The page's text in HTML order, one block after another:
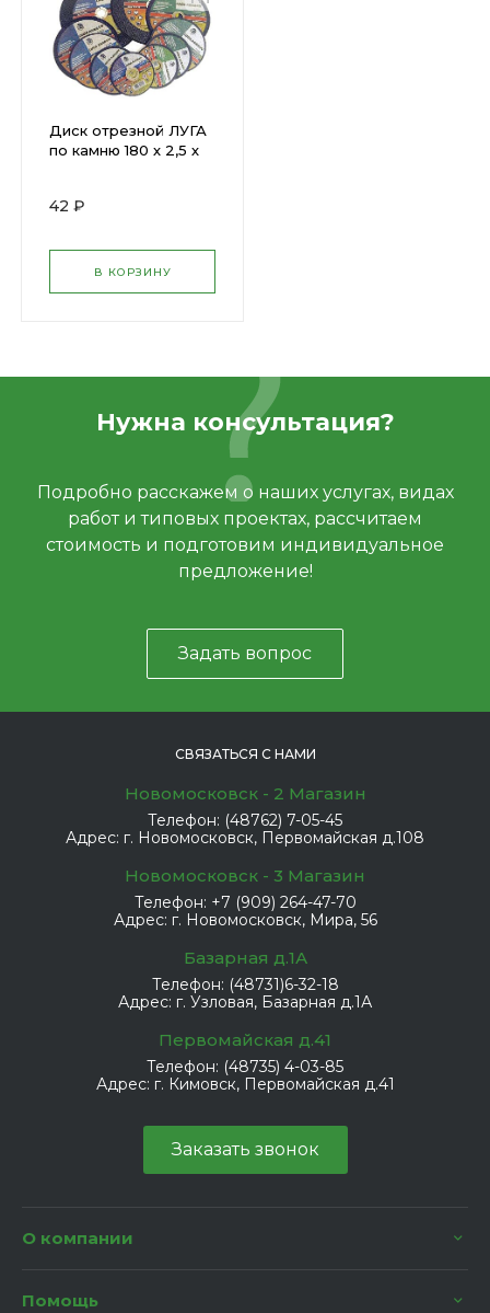
Диск отрезной ЛУГА
по камню 180 х 2,5 х
42 ₽
В КОРЗИНУ
Нужна консультация?
Подробно расскажем о наших услугах, видах
работ и типовых проектах, рассчитаем
стоимость и подготовим индивидуальное
предложение!
Задать вопрос
СВЯЗАТЬСЯ С НАМИ
Новомосковск - 2 Магазин
Телефон: (48762) 7-05-45
Адрес: г. Новомосковск, Первомайская д.108
Новомосковск - 3 Магазин
Телефон: +7 (909) 264-47-70
Адрес: г. Новомосковск, Мира, 56
Базарная д.1А
Телефон: (48731)6-32-18
Адрес: г. Узловая, Базарная д.1А
Первомайская д.41
Телефон: (48735) 4-03-85
Адрес: г. Кимовск, Первомайская д.41
Заказать звонок
О компании
Помощь